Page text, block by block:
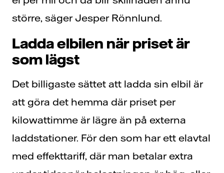
större, säger Jesper Rönnlund.
Ladda elbilen när priset är
som lägst
Det billigaste sättet att ladda sin elbil är
att göra det hemma där priset per
kilowattimme är lägre än på externa
laddstationer. För den som har ett elavtal
med effekttariff, där man betalar extra